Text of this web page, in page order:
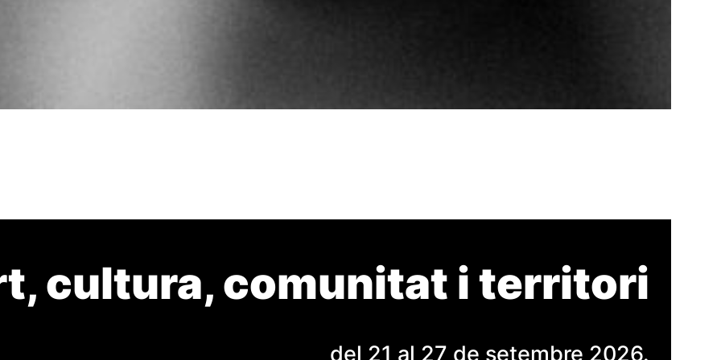
cultura, comunitat i territori
del 21 al 27 de setembre 2026.